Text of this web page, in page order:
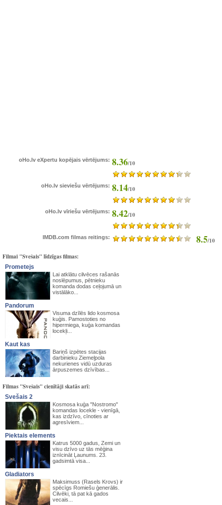
oHo.lv eXpertu kopējais vērtējums: 8.36/10
oHo.lv sieviešu vērtējums: 8.14/10
oHo.lv vīriešu vērtējums: 8.42/10
IMDB.com filmas reitings: 8.5/10
Filmai "Svešais" līdzīgas filmas:
Prometejs
Lai atklātu cilvēces rašanās
noslēpumus, pētnieku
komanda dodas ceļojumā un
vistālāko...
Pandorum
Visuma dzīlēs lido kosmosa
kuģis. Pamostoties no
hipermiega, kuģa komandas
locekļi...
Kaut kas
Bariņš izpētes stacijas
darbinieku Ziemeļpola
nekurienes vidū uzduras
ārpuszemes dzīvības...
Filmas "Svešais" cienītāji skatās arī:
Svešais 2
Kosmosa kuģa "Nostromo"
komandas locekle - vienīgā,
kas izdzīvo, cīnoties ar
agresīviem...
Piektais elements
Katrus 5000 gadus, Zemi un
visu dzīvo uz tās mēģina
iznīcināt Ļaunums. 23.
gadsimtā visa...
Gladiators
Maksimuss (Rasels Krovs) ir
spēcīgs Romiešu ģenerālis.
Cilvēki, tā pat kā gados
vecais...